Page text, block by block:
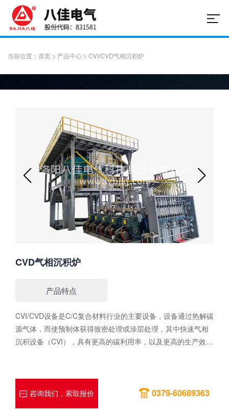
当前位置： 首页 > 产品中心 > CVI/CVD气相沉积炉
CVD气相沉积炉
产品特点
CVI/CVD设备是C/C复合材料行业的主要设备，设备通过热解碳
源气体，而使预制体获得致密处理或涂层处理，其中快速气相
沉积设备（CVI），具有更高的碳利用率，以及更高的生产效
温。4.加热方式：感应或电阻加热（石墨发热体）；电阻加热
方式可获得更大的装炉量；快速气相沉积设备（CVI）具有更加
咨询我们，索取报价 0379-60689363